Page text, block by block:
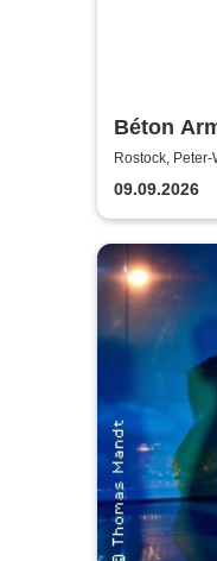
Béton
Action
Rostock,
09.09.2026